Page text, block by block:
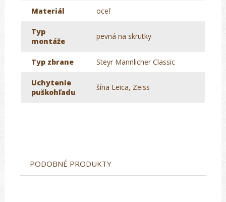
Materiál oceľ
Typ
montáže
pevná na skrutky
Typ zbrane Steyr Mannlicher Classic
Uchytenie
puškohľadu
šína Leica, Zeiss
PODOBNÉ PRODUKTY